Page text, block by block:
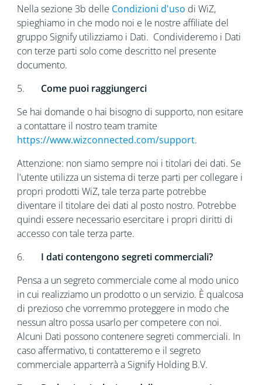
Nella sezione 3b delle Condizioni d'uso di WiZ,
spieghiamo in che modo noi e le nostre affiliate del
gruppo Signify utilizziamo i Dati. Condivideremo i Dati
con terze parti solo come descritto nel presente
documento.
5. Come puoi raggiungerci
Se hai domande o hai bisogno di supporto, non esitare
a contattare il nostro team tramite
https://www.wizconnected.com/support.
Attenzione: non siamo sempre noi i titolari dei dati. Se
l'utente utilizza un sistema di terze parti per collegare i
propri prodotti WiZ, tale terza parte potrebbe
diventare il titolare dei dati al posto nostro. Potrebbe
quindi essere necessario esercitare i propri diritti di
accesso con tale terza parte.
6. I dati contengono segreti commerciali?
Pensa a un segreto commerciale come al modo unico
in cui realizziamo un prodotto o un servizio. È qualcosa
di prezioso che vorremmo proteggere in modo che
nessun altro possa usarlo per competere con noi.
Alcuni Dati possono contenere segreti commerciali. In
caso affermativo, ti contatteremo e il segreto
commerciale apparterrà a Signify Holding B.V.